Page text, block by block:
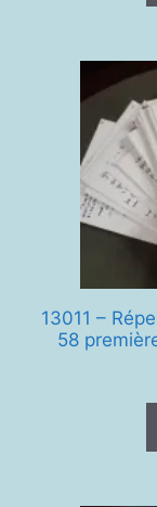
13011 –
58